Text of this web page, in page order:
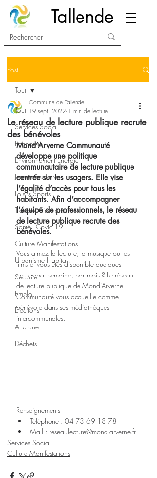
Tallende
Post
Tout
Services Social
Economie
Environnement Energie
Jeunes Scolaire
Loisirs Sports
Travaux Circulation
Santé - Covid-19
Culture Manifestations
Urbanisme Habitat
Sécurité
Emploi
Élections
A la une
Déchets
Tout
Le réseau de lecture publique recrute
des bénévoles
Commune de Tallende
19 sept. 2022 1 min de lecture
Mond’Arverne Communauté
développe une politique
communautaire de lecture publique
centrée sur les usagers. Elle vise
l’égalité d’accès pour tous les
habitants. Afin d’accompagner
l’équipe de professionnels, le réseau
de lecture publique recrute des
bénévoles.
Vous aimez la lecture, la musique ou les
films et vous êtes disponible quelques
heures par semaine, par mois ? Le réseau
de lecture publique de Mond’Arverne
Communauté vous accueille comme
bénévole dans ses médiathèques
intercommunales.
Renseignements
Téléphone : 04 73 69 18 78
Mail : reseaulecture@mond-arverne.fr
Services Social
Culture Manifestations